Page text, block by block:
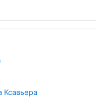
Ксавьера